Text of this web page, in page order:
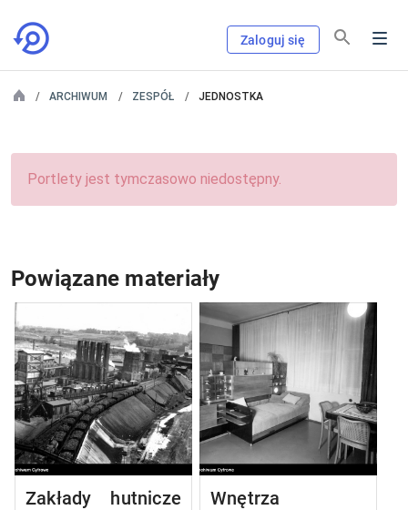
Zaloguj się
ARCHIWUM ZESPÓŁ JEDNOSTKA
Portlety jest tymczasowo niedostępny.
Powiązane materiały
Zakłady hutnicze
Wnętrza